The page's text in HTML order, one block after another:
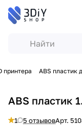
принтера ABS пластик
ABS пластик
1 5 отзывовАрт.